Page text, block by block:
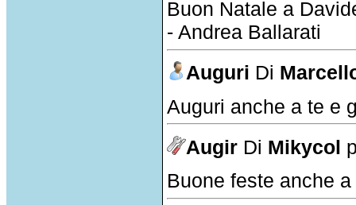
Buon Natale a
- Andrea Ballarati
Auguri Di
Auguri anche a te e
Augir Di Mikycol
Buone feste anche